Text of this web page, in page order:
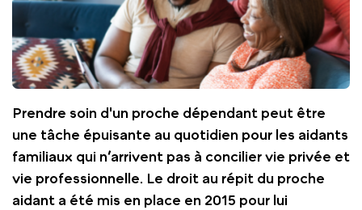
Prendre soin d'un proche dépendant peut être
une tâche épuisante au quotidien pour les aidants
familiaux qui n’arrivent pas à concilier vie privée et
vie professionnelle. Le droit au répit du proche
aidant a été mis en place en 2015 pour lui